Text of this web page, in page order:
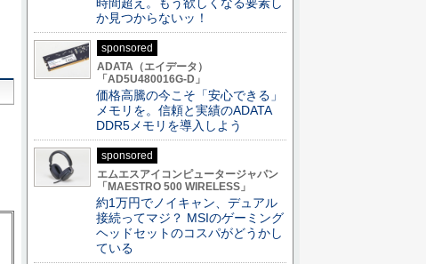
か見つからないッ！
sponsored
ADATA（エイデータ）
「AD5U480016G-D」
価格高騰の今こそ「安心できる」
メモリを。信頼と実績のADATA
DDR5メモリを導入しよう
sponsored
エムエスアイコンピュータージャパン
「MAESTRO 500 WIRELESS」
約1万円でノイキャン、デュアル
接続ってマジ？ MSIのゲーミング
ヘッドセットのコスパがどうかし
ている